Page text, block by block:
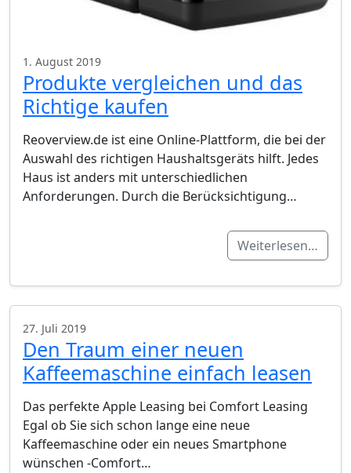
1. August 2019
Produkte vergleichen und das
Richtige kaufen
Reoverview.de ist eine Online-Plattform, die bei der
Auswahl des richtigen Haushaltsgeräts hilft. Jedes
Haus ist anders mit unterschiedlichen
Anforderungen. Durch die Berücksichtigung…
Weiterlesen…
27. Juli 2019
Den Traum einer neuen
Kaffeemaschine einfach leasen
Das perfekte Apple Leasing bei Comfort Leasing
Egal ob Sie sich schon lange eine neue
Kaffeemaschine oder ein neues Smartphone
wünschen -Comfort…